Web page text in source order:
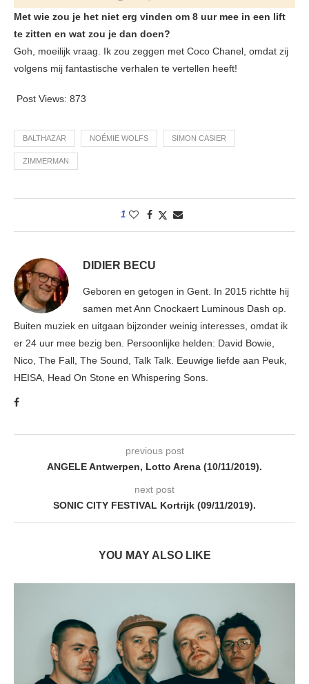
Met wie zou je het niet erg vinden om 8 uur mee in een lift
te zitten en wat zou je dan doen?
Goh, moeilijk vraag. Ik zou zeggen met Coco Chanel, omdat zij
volgens mij fantastische verhalen te vertellen heeft!
Post Views: 873
BALTHAZAR NOÉMIE WOLFS SIMON CASIER
ZIMMERMAN
1
DIDIER BECU
Geboren en getogen in Gent. In 2015 richtte hij
samen met Ann Cnockaert Luminous Dash op.
Buiten muziek en uitgaan bijzonder weinig interesses, omdat ik
er 24 uur mee bezig ben. Persoonlijke helden: David Bowie,
Nico, The Fall, The Sound, Talk Talk. Eeuwige liefde aan Peuk,
HEISA, Head On Stone en Whispering Sons.
previous post
ANGELE Antwerpen, Lotto Arena (10/11/2019).
next post
SONIC CITY FESTIVAL Kortrijk (09/11/2019).
YOU MAY ALSO LIKE